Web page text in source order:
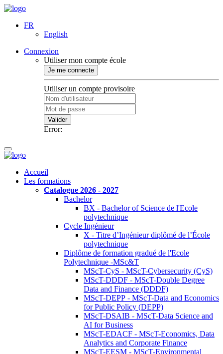
FR
English
Connexion
Utiliser mon compte école
Je me connecte
Utiliser un compte provisoire
Valider
Error:
Accueil
Les formations
Catalogue 2026 - 2027
Bachelor
BX - Bachelor of Science de l'Ecole
polytechnique
Cycle Ingénieur
X - Titre d’Ingénieur diplômé de l’École
polytechnique
Diplôme de formation gradué de l'Ecole
Polytechnique -MSc&T
MScT-CyS - MScT-Cybersecurity (CyS)
MScT-DDDF - MScT-Double Degree
Data and Finance (DDDF)
MScT-DEPP - MScT-Data and Economics
for Public Policy (DEPP)
MScT-DSAIB - MScT-Data Science and
AI for Business
MScT-EDACF - MScT-Economics, Data
Analytics and Corporate Finance
MScT-EESM - MScT-Environmental